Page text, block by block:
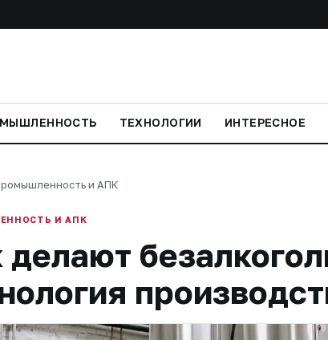
ТЕХНОЛОГИИ ИНТЕРЕСНОЕ
и АПК
И АПК
делают